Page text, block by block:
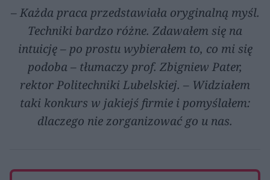
– Każda praca przedstawiała oryginalną myśl.
Techniki bardzo różne. Zdawałem się na
intuicję – po prostu wybierałem to, co mi się
podoba – tłumaczy prof. Zbigniew Pater,
rektor Politechniki Lubelskiej. – Widziałem
taki konkurs w jakiejś firmie i pomyślałem:
dlaczego nie zorganizować go u nas.